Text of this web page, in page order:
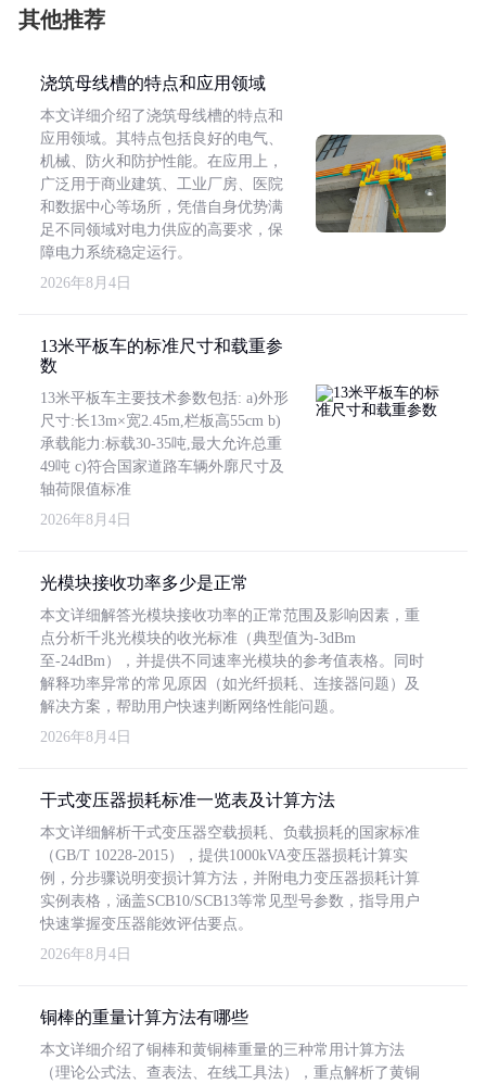
其他推荐
浇筑母线槽的特点和应用领域
本文详细介绍了浇筑母线槽的特点和
应用领域。其特点包括良好的电气、
机械、防火和防护性能。在应用上，
广泛用于商业建筑、工业厂房、医院
和数据中心等场所，凭借自身优势满
足不同领域对电力供应的高要求，保
障电力系统稳定运行。
2026年8月4日
13米平板车的标准尺寸和载重参
数
13米平板车主要技术参数包括: a)外形
尺寸:长13m×宽2.45m,栏板高55cm b)
承载能力:标载30-35吨,最大允许总重
49吨 c)符合国家道路车辆外廓尺寸及
轴荷限值标准
2026年8月4日
光模块接收功率多少是正常
本文详细解答光模块接收功率的正常范围及影响因素，重
点分析千兆光模块的收光标准（典型值为-3dBm
至-24dBm），并提供不同速率光模块的参考值表格。同时
解释功率异常的常见原因（如光纤损耗、连接器问题）及
解决方案，帮助用户快速判断网络性能问题。
2026年8月4日
干式变压器损耗标准一览表及计算方法
本文详细解析干式变压器空载损耗、负载损耗的国家标准
（GB/T 10228-2015），提供1000kVA变压器损耗计算实
例，分步骤说明变损计算方法，并附电力变压器损耗计算
实例表格，涵盖SCB10/SCB13等常见型号参数，指导用户
快速掌握变压器能效评估要点。
2026年8月4日
铜棒的重量计算方法有哪些
本文详细介绍了铜棒和黄铜棒重量的三种常用计算方法
（理论公式法、查表法、在线工具法），重点解析了黄铜